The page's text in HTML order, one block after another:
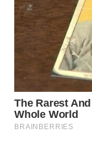
PLN
WATCH
LPKKI
LKKI